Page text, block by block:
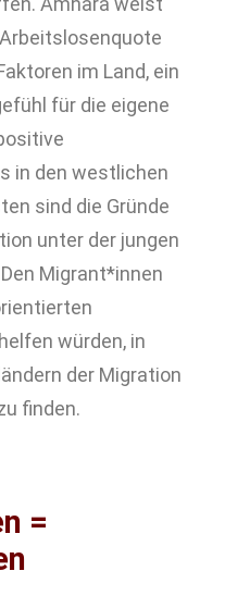
im Land, ein
für die eigene
in den westlichen
sind die Gründe
unter der jungen
Migrant*innen
würden, in
der Migration
finden.
=